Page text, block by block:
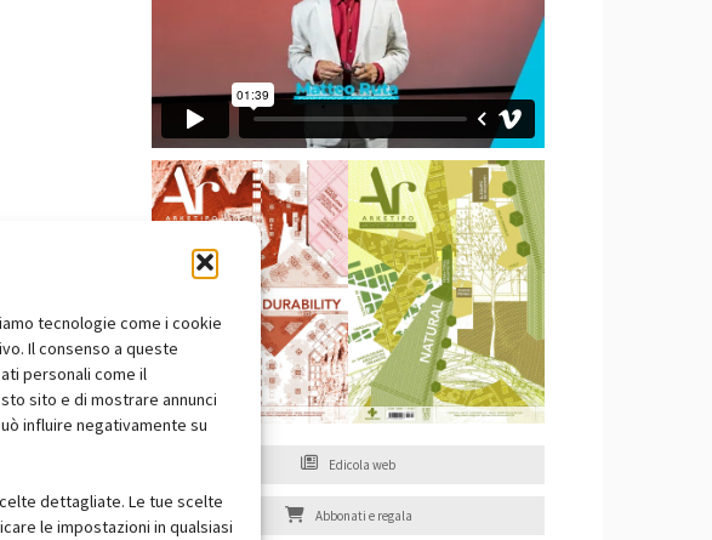
tecnologie come i cookie
Il consenso a queste
personali come il
sito e di mostrare annunci
influire negativamente su
dettagliate. Le tue scelte
le impostazioni in qualsiasi
Edicola web
Abbonati e regala